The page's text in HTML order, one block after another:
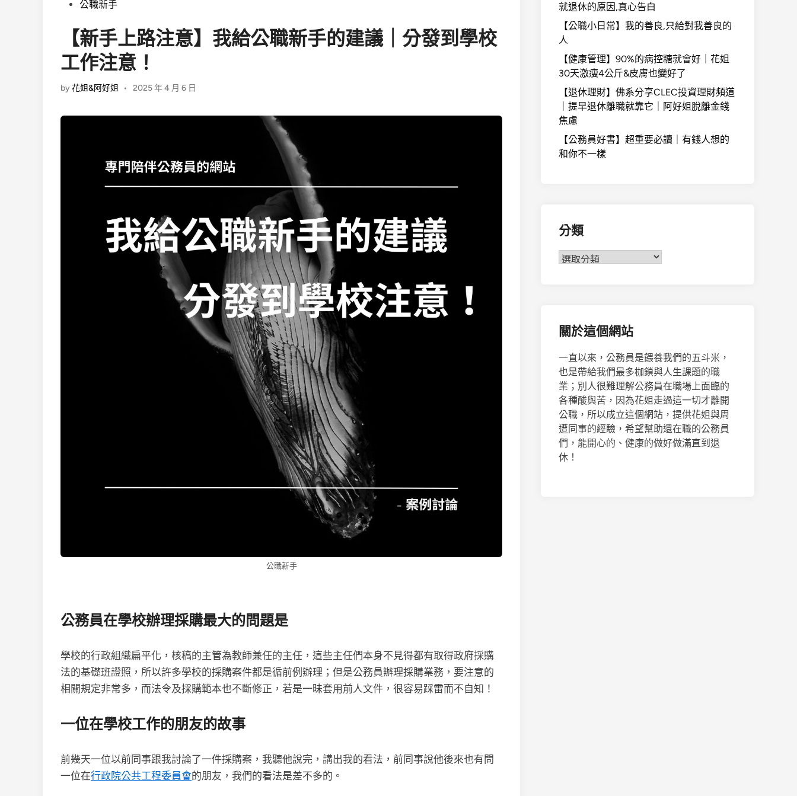
公職新手
【新手上路注意】我給公職新手的建議｜分發到學校
工作注意！
by花姐&阿好姐 • 2025 年 4 月 6 日
公職新手
公務員在學校辦理採購最大的問題是
學校的行政組織扁平化，核稿的主管為教師兼任的主任，這些主任們本身不見得都有取得政府採購
法的基礎班證照，所以許多學校的採購案件都是循前例辦理；但是公務員辦理採購業務，要注意的
相關規定非常多，而法令及採購範本也不斷修正，若是一昧套用前人文件，很容易踩雷而不自知！
一位在學校工作的朋友的故事
前幾天一位以前同事跟我討論了一件採購案，我聽他說完，講出我的看法，前同事說他後來也有問
一位在行政院公共工程委員會的朋友，我們的看法是差不多的。
就退休的原因,真心告白
【公職小日常】我的善良,只給對我善良的
人
【健康管理】90%的病控糖就會好｜花姐
30天激瘦4公斤&皮膚也變好了
【退休理財】佛系分享CLEC投資理財頻道
｜提早退休離職就靠它｜阿好姐脫離金錢
焦慮
【公務員好書】超重要必讀｜有錢人想的
和你不一樣
分類
分
關於這個網站
一直以來，公務員是餵養我們的五斗米，
也是帶給我們最多枷鎖與人生課題的職
業；別人很難理解公務員在職場上面臨的
各種酸與苦，因為花姐走過這一切才離開
公職，所以成立這個網站，提供花姐與周
遭同事的經驗，希望幫助還在職的公務員
們，能開心的、健康的做好做滿直到退
休！